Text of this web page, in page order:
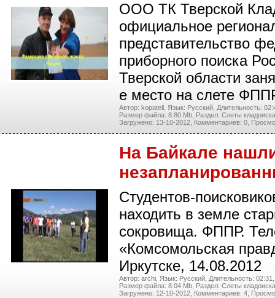
ООО ТК Тверской
официальное
представительство
приборного поиска
Тверской области
е место на слете
Автор: kopatell, Язык: Русский, Длительность:
Размер файла: 8.80 Mb, Раздел: Слеты
Загружено: 13-10-2012, Комментариев: 0,
На Байкале
Студентов-
находить в земле
сокровища. ФППР.
«Комсомольская
Иркутске, 14.08.2012
Автор: archi, Язык: Русский, Длительность: 02:31,
Размер файла: 8.04 Mb, Раздел: Слеты
Загружено: 12-10-2012, Комментариев: 4,